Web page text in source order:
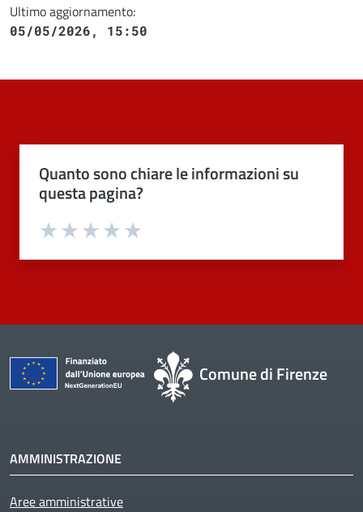
Ultimo aggiornamento:
05/05/2026, 15:50
Quanto sono chiare le informazioni su
questa pagina?
Valuta 4 stelle su 5
Valuta 3 stelle su 5
Valuta 2 stelle su 5
Valuta 1 stelle su 5
Comune di Firenze
AMMINISTRAZIONE
Aree amministrative